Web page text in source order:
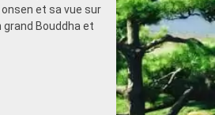
et sa vue sur
grand Bouddha et